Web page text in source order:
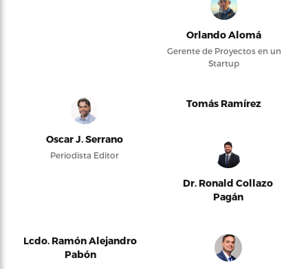
Orlando Alomá
Gerente de Proyectos en un
Startup
Oscar J. Serrano
Periodista Editor
Tomás Ramírez
Dr. Ronald Collazo
Pagán
Lcdo. Ramón Alejandro
Pabón